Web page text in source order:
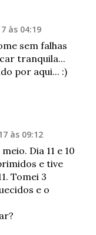
às 04:19
sem falhas
tranquila...
por aqui... :)
às 09:12
Dia 11 e 10
e tive
Tomei 3
e o